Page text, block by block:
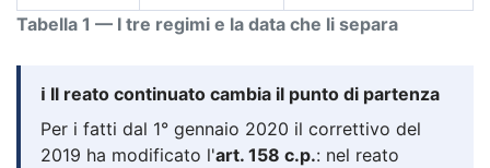
Tabella 1 — I tre regimi e la data che li separa
ℹ️ Il reato continuato cambia il punto di partenza
Per i fatti dal 1° gennaio 2020 il correttivo del
2019 ha modificato l'art. 158 c.p.: nel reato